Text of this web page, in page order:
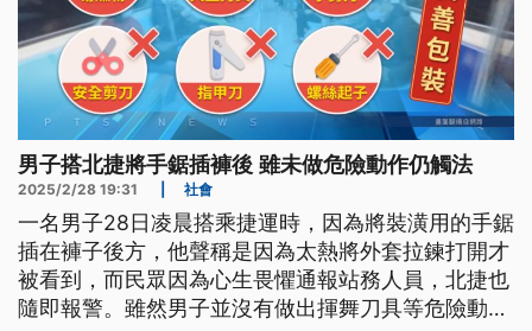
男子搭北捷將手鋸插褲後 雖未做危險動作仍觸法
2025/2/28 19:31 社會
一名男子28日凌晨搭乘捷運時，因為將裝潢用的手鋸
插在褲子後方，他聲稱是因為太熱將外套拉鍊打開才
被看到，而民眾因為心生畏懼通報站務人員，北捷也
隨即報警。雖然男子並沒有做出揮舞刀具等危險動